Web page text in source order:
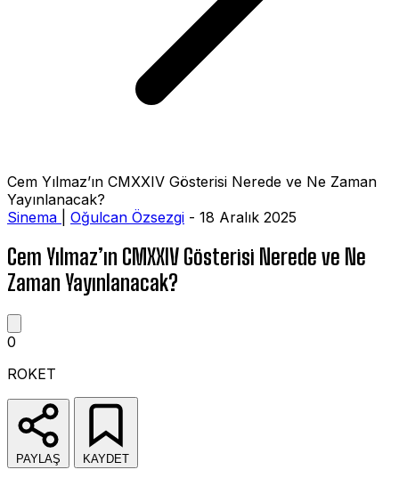
Cem Yılmaz’ın CMXXIV Gösterisi Nerede ve Ne Zaman
Yayınlanacak?
Sinema
Oğulcan Özsezgi - 18 Aralık 2025
Cem Yılmaz’ın CMXXIV Gösterisi Nerede ve Ne
Zaman Yayınlanacak?
0
ROKET
PAYLAŞ KAYDET